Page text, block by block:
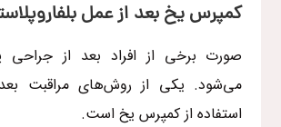
کمپرس یخ بعد از عمل
صورت برخی از افراد بعد از
می‌شود. یکی از روش‌های مراقبت
استفاده از کمپرس یخ است.